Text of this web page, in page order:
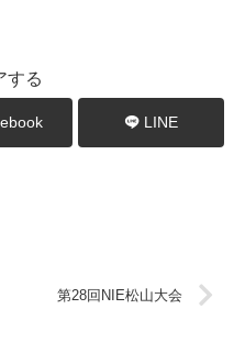
する
LINE
第28回NIE松山大会